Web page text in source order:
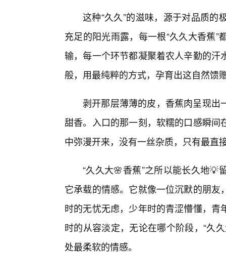
这种“久久”的滋味，源于对品质
充足的阳光雨露，每一根“久久大香蕉
输，每一个环节都凝聚着农人辛勤的
般，用最纯粹的方式，孕育出这自然馈
剥开那层薄薄的皮，香蕉肉呈现出
甜香。入口的那一刻，软糯的口感瞬
中弥漫开来，没有一丝杂质，只有最直
“久久大🌸香蕉”之所以能长久地
它承载的情感。它就像一位沉默的朋
时的无忧无虑，少年时的青涩懵懂，
时的从容淡定，无论在哪个阶段，“久
处最柔软的情感。